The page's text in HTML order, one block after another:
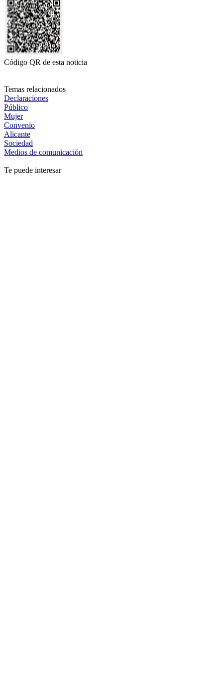
Código QR de esta noticia
Temas relacionados
Declaraciones
Público
Mujer
Convenio
Alicante
Sociedad
Medios de comunicación
Te puede interesar